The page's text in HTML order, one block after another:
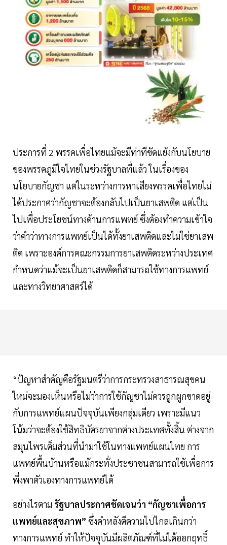
ประการที่ 2 พรรคเพื่อไทยแม้จะมีท่าทีขัดแย้งกับนโยบาย
ของพรรคภูมิใจไทยในช่วงรัฐบาลที่แล้ว ในเรื่องของ
นโยบายกัญชา แต่ในระหว่างการหาเสียงพรรคเพื่อไทยไม่
ได้ประกาศว่ากัญชาจะต้องกลับไปเป็นยาเสพติด แต่เป็น
ไปเพื่อประโยชน์ทางด้านการแพทย์ ซึ่งต้องทำความเข้าใจ
ว่าคำว่าทางการแพทย์เป็นได้ทั้งยาเสพติดและไม่ใช่ยาเสพ
ติด เพราะองค์การคณะกรรมการยาเสพติดระหว่างประเทศ
กำหนดว่าแม้จะเป็นยาเสพติดก็สามารถใช้ทางการแพทย์
และทางวิทยาศาสตร์ได้
“ปัญหาสำคัญคือรัฐมนตรีว่าการกระทรวงสาธารณสุขคน
ใหม่จะมองเห็นหรือไม่ว่าการใช้กัญชาไม่ควรถูกผูกขาดอยู่
กับการแพทย์แผนปัจจุบันเพียงกลุ่มเดียว เพราะมีแนว
โน้มว่าจะต้องใช้สิทธิบัตรยาจากต่างประเทศทั้งสิ้น ต่างจาก
สมุนไพรเต็มส่วนที่นำมาใช้ในทางแพทย์แผนไทย การ
แพทย์พื้นบ้านหรือแม้กระทั่งประชาชนสามารถใช้เพื่อการ
พึ่งพาตัวเองทางการแพทย์ได้
อย่างไรตาม รัฐบาลประกาศชัดเจนว่า “กัญชาเพื่อการ
แพทย์และสุขภาพ” ซึ่งคำหลังตีความไปไกลเกินกว่า
ทางการแพทย์ ทำให้ปัจจุบันมีผลิตภัณฑ์ที่ไม่ได้ออกฤทธิ์